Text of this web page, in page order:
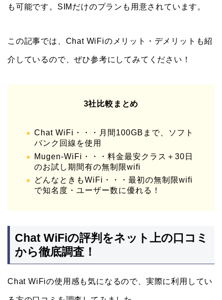
も可能です。SIMだけのプランも用意されています。
この記事では、Chat WiFiのメリット・デメリットも紹
介しているので、ぜひ参考にしてみてください！
3社比較まとめ
Chat WiFi・・・月間100GBまで、ソフト
バンク回線を使用
Mugen-WiFi・・・料金最安クラス＋30日
のお試し期間有の無制限wifi
どんなときもWiFi・・・最初の無制限wifi
で知名度・ユーザー数に優れる！
Chat WiFiの評判をネット上の口コミ
から徹底調査！
Chat WiFiの使用感も気になるので、実際に利用してい